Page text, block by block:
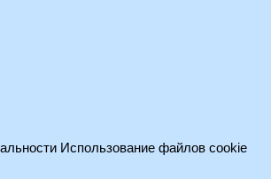
Использование файлов cookie